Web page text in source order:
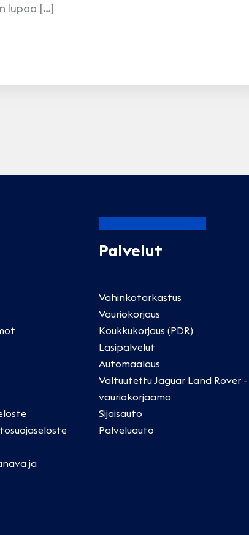
lupaa […]
ja
Palvelut
Vahinkotarkastus
Vauriokorjaus
Koukkukorjaus (PDR)
Lasipalvelut
Automaalaus
Valtuutettu Jaguar Land Rover -
vauriokorjaamo
Sijaisauto
Palveluauto